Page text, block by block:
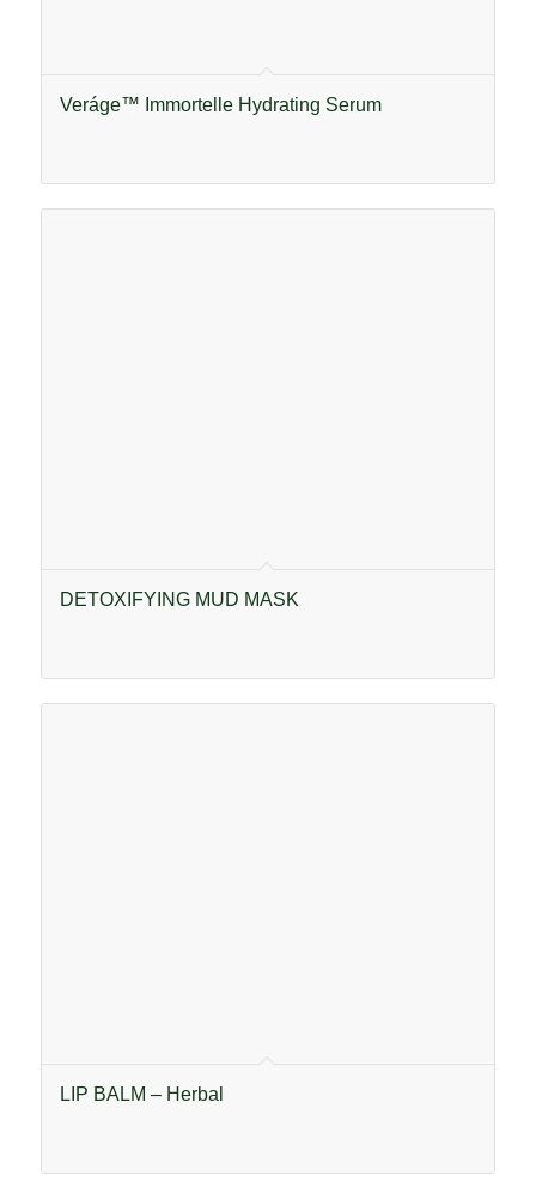
Veráge™ Immortelle Hydrating Serum
DETOXIFYING MUD MASK
LIP BALM – Herbal